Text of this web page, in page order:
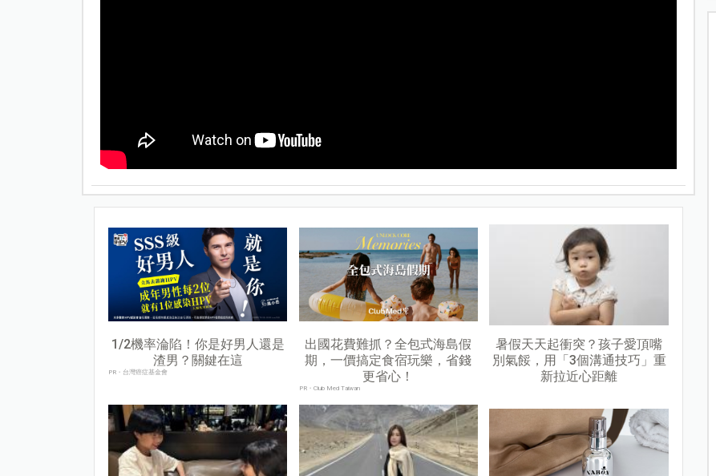
1/2機率淪陷！你是好男人還是
渣男？關鍵在這
PR・台灣癌症基金會
出國花費難抓？全包式海島假
期，一價搞定食宿玩樂，省錢
更省心！
PR・Club Med Taiwan
暑假天天起衝突？孩子愛頂嘴
別氣餒，用「3個溝通技巧」重
新拉近心距離